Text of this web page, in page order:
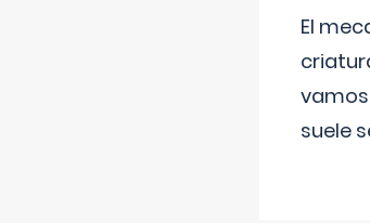
El
suele